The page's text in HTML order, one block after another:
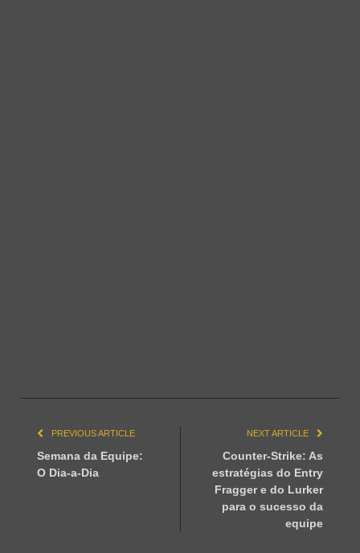
PREVIOUS ARTICLE
Semana da Equipe:
O Dia-a-Dia
NEXT ARTICLE
Counter-Strike: As
estratégias do Entry
Fragger e do Lurker
para o sucesso da
equipe